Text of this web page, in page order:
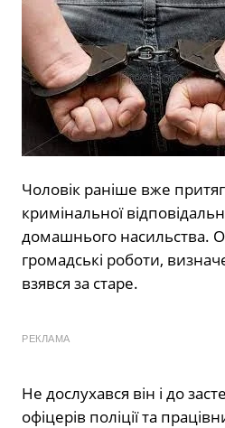
Чоловік раніше вже
кримінальної
домашнього насильства.
громадські роботи,
взявся за старе.
РЕКЛАМА
Не дослухався він і до
офіцерів поліції та